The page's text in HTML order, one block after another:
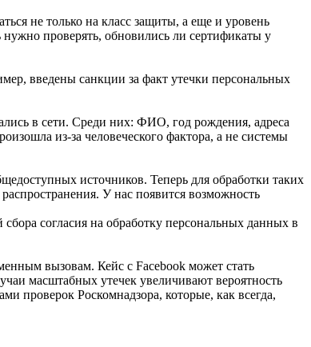
не только на класс защиты, а еще и уровень
проверять, обновились ли сертификаты у
введены санкции за факт утечки персональных
в сети. Среди них: ФИО, год рождения, адреса
из-за человеческого фактора, а не системы
источников. Теперь для обработки таких
У нас появится возможность
согласия на обработку персональных данных в
вызовам. Кейс с Facebook может стать
масштабных утечек увеличивают вероятность
проверок Роскомнадзора, которые, как всегда,